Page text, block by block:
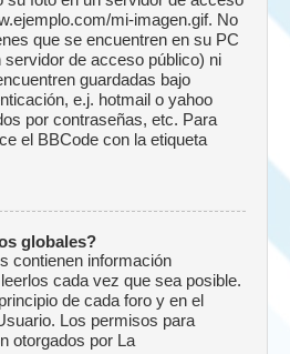
mi-imagen.gif. No
que se encuentren en su PC
servidor de acceso público) ni
guardadas bajo
e.j. hotmail o yahoo
por contraseñas, etc. Para
el BBCode con la etiqueta
globales?
contienen información
cada vez que sea posible.
de cada foro y en el
Los permisos para
otorgados por La